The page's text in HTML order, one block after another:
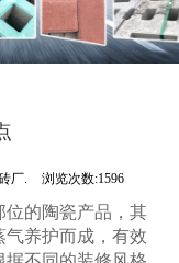
厂. 浏览次数:1596
位的陶瓷产品，其
气养护而成，有效